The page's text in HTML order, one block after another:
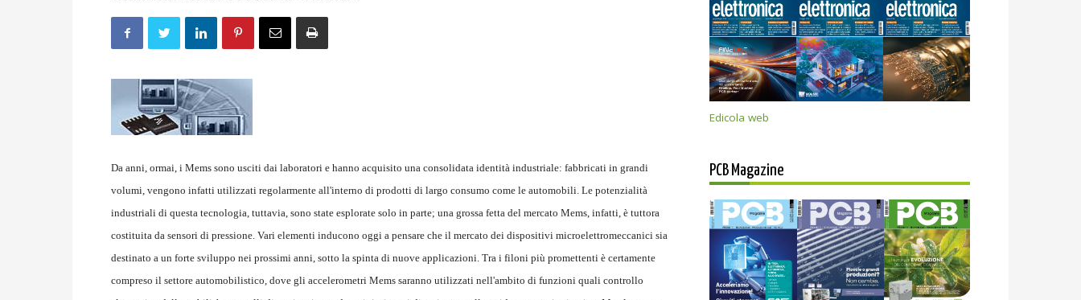
Da anni, ormai, i Mems sono usciti dai laboratori e hanno acquisito una consolidata identità industriale: fabbricati in grandi
volumi, vengono infatti utilizzati regolarmente all'interno di prodotti di largo consumo come le automobili. Le potenzialità
industriali di questa tecnologia, tuttavia, sono state esplorate solo in parte; una grossa fetta del mercato Mems, infatti, è tuttora
costituita da sensori di pressione. Vari elementi inducono oggi a pensare che il mercato dei dispositivi microelettromeccanici sia
destinato a un forte sviluppo nei prossimi anni, sotto la spinta di nuove applicazioni. Tra i filoni più promettenti è certamente
compreso il settore automobilistico, dove gli accelerometri Mems saranno utilizzati nell'ambito di funzioni quali controllo
Edicola web
PCB Magazine